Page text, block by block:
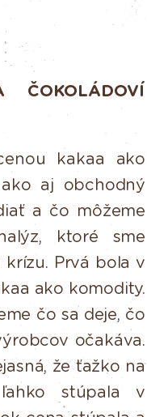
ČOKOLÁDOVÍ
kakaa
ako
aj obchodný
a čo môžeme
ktoré sme
Prvá bola v
ako komodity.
čo sa deje, čo
očakáva.
že ťažko na
stúpala v